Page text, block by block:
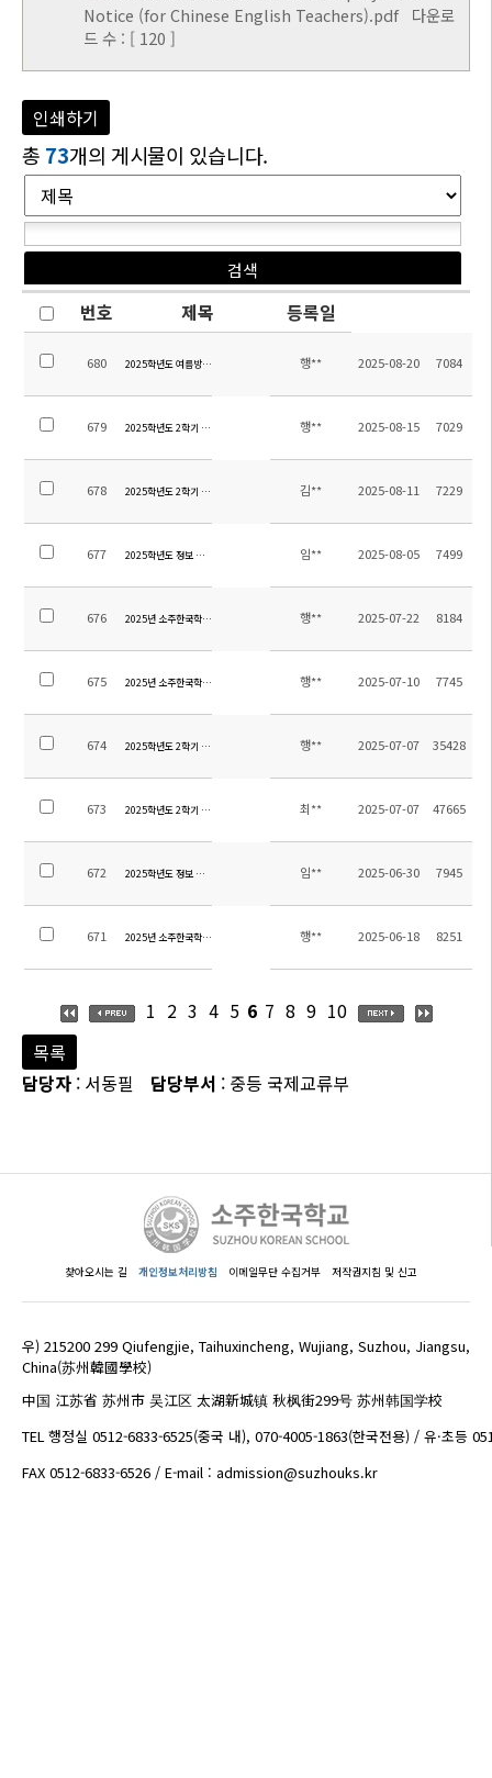
Notice (for Chinese English Teachers).pdf다운로
드 수 : [ 120 ]
인쇄하기
총 73개의 게시물이 있습니다.
번호 제목 등록일
680 2025학년도 여름방학 기간 학교시설 개선사항 안내
행** 2025-08-20 7084
679 2025학년도 2학기 전체학생 스쿨버스 탑승자 명단 및 노선
행** 2025-08-15 7029
678 2025학년도 2학기 오케스트라 신입 단원 오디션 지정곡 알림
김** 2025-08-11 7229
677 2025학년도 정보 시간강사 교원 초빙 재공고 임** 2025-08-05 7499
676 2025년 소주한국학교 9,12학년 졸업여행 위탁용역 업체 선정 재입찰 공고
행** 2025-07-22 8184
675 2025년 소주한국학교 9,12학년 졸업여행 위탁용역 업체 선정 입찰 공고
행** 2025-07-10 7745
674 2025학년도 2학기 통학차량 운행 감축 조정 안내
행** 2025-07-07 35428
673 2025학년도 2학기 중등 방과후학교 하교 차량 운행 시간 조정 안내
최** 2025-07-07 47665
672 2025학년도 정보 시간강사 초빙 공고 임** 2025-06-30 7945
671 2025년 소주한국학교 고등학생 통학용 차량 구매를 위한 입찰 공고
행** 2025-06-18 8251
1 2 3 4 5 6 7 8 9 10
목록
담당자 : 서동필 담당부서 : 중등 국제교류부
찾아오시는 길 개인정보처리방침 이메일무단 수집거부 저작권지침 및 신고
우) 215200 299 Qiufengjie, Taihuxincheng, Wujiang, Suzhou, Jiangsu,
China(苏州韓國學校)
中国 江苏省 苏州市 吴江区 太湖新城镇 秋枫街299号 苏州韩国学校
TEL 행정실 0512-6833-6525(중국 내), 070-4005-1863(한국전용) / 유·초등
FAX 0512-6833-6526 / E-mail : admission@suzhouks.kr